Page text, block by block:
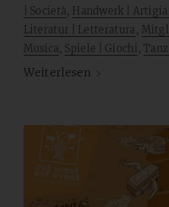
| Società, Handwerk |
Literatur | Letteratura ,
Musica, Spiele | Giochi,
Weiterlesen